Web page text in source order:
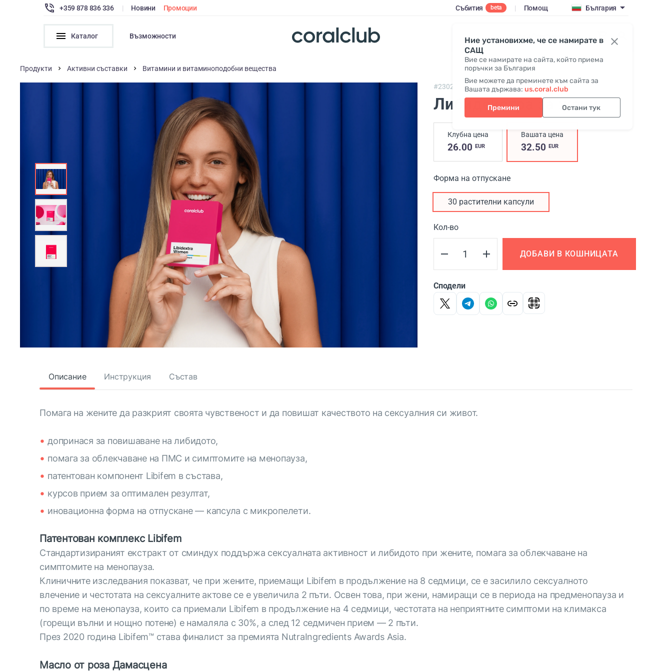
Ние установихме, че се намирате в
САЩ
Вие се намирате на сайта, който приема
поръчки за България
Вие можете да преминете към сайта за
Вашата държава: us.coral.club
Премини Остани тук
+359 878 836 336 | Новини Промоции Събития beta | Помощ България
Каталог Възможности
Продукти Активни съставки Витамини и витаминоподобни вещества
#2302, Libidextra Women
Либидекстра за жени
Клубна цена
26.00 EUR
Вашата цена
32.50 EUR
Форма на отпускане
30 растителни капсули
Кол-во
ДОБАВИ В КОШНИЦАТА
Сподели
Описание Инструкция Състав
Помага на жените да разкрият своята чувственост и да повишат качеството на сексуалния си живот.
допринася за повишаване на либидото,
помага за облекчаване на ПМС и симптомите на менопауза,
патентован компонент Libifem в състава,
курсов прием за оптимален резултат,
иновационна форма на отпускане — капсула с микропелети.
Патентован комплекс Libifem
Стандартизираният екстракт от сминдух поддържа сексуалната активност и либидото при жените, помага за облекчаване на
симптомите на менопауза.
Клиничните изследвания показват, че при жените, приемащи Libifem в продължение на 8 седмици, се е засилило сексуалното
влечение и честотата на сексуалните актове се е увеличила 2 пъти. Освен това, при жени, намиращи се в периода на предменопауза и
по време на менопауза, които са приемали Libifem в продължение на 4 седмици, честотата на неприятните симптоми на климакса
(горещи вълни и нощно потене) е намаляла с 30%, а след 12 седмичен прием — 2 пъти.
През 2020 година Libifem™ става финалист за премията NutraIngredients Awards Asia.
Масло от роза Дамасцена